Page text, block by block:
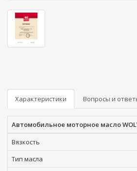
Характеристики Вопросы и
Автомобильное моторное масло
Вязкость
Тип масла